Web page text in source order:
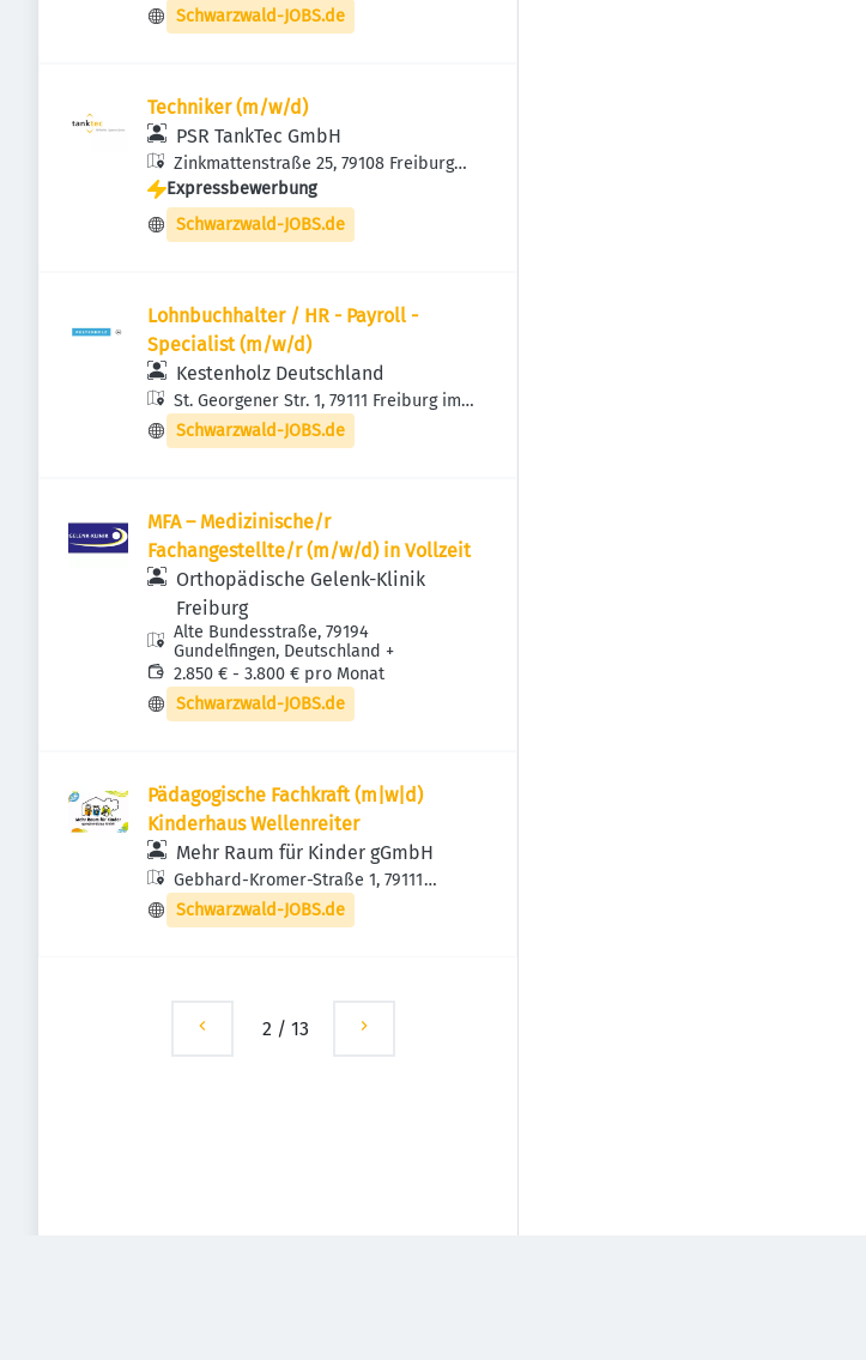
Breisgau-Ost, Deutschland
Schwarzwald-JOBS.de
Techniker (m/w/d)
PSR TankTec GmbH
Zinkmattenstraße 25, 79108 Freiburg
im Breisgau, Deutschland
Expressbewerbung
Schwarzwald-JOBS.de
Lohnbuchhalter / HR - Payroll -
Specialist (m/w/d)
Kestenholz Deutschland
St. Georgener Str. 1, 79111 Freiburg im
Breisgau, Deutschland
Schwarzwald-JOBS.de
MFA – Medizinische/r
Fachangestellte/r (m/w/d) in Vollzeit
Orthopädische Gelenk-Klinik
Freiburg
Alte Bundesstraße, 79194
Gundelfingen, Deutschland +
2.850 € - 3.800 € pro Monat
Schwarzwald-JOBS.de
Pädagogische Fachkraft (m|w|d)
Kinderhaus Wellenreiter
Mehr Raum für Kinder gGmbH
Gebhard-Kromer-Straße 1, 79111
Freiburg im Breisgau, Deutschland
Schwarzwald-JOBS.de
2 / 13